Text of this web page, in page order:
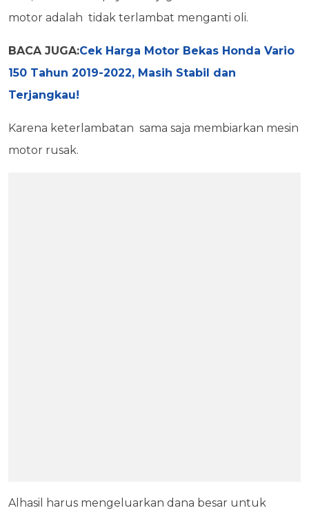
motor adalah tidak terlambat menganti oli.
BACA JUGA:Cek Harga Motor Bekas Honda Vario
150 Tahun 2019-2022, Masih Stabil dan
Terjangkau!
Karena keterlambatan sama saja membiarkan mesin
motor rusak.
Alhasil harus mengeluarkan dana besar untuk